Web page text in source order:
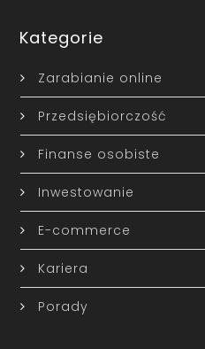
Kategorie
Zarabianie online
Przedsiębiorczość
Finanse osobiste
Inwestowanie
E-commerce
Kariera
Porady